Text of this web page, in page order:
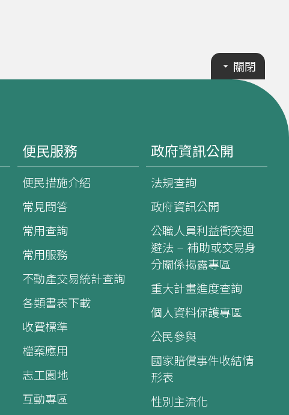
關閉
便民服務
便民措施介紹
常見問答
常用查詢
常用服務
不動產交易統計查詢
各類書表下載
收費標準
檔案應用
志工園地
互動專區
政府資訊公開
法規查詢
政府資訊公開
公職人員利益衝突迴
避法 – 補助或交易身
分關係揭露專區
重大計畫進度查詢
個人資料保護專區
公民參與
國家賠償事件收結情
形表
性別主流化